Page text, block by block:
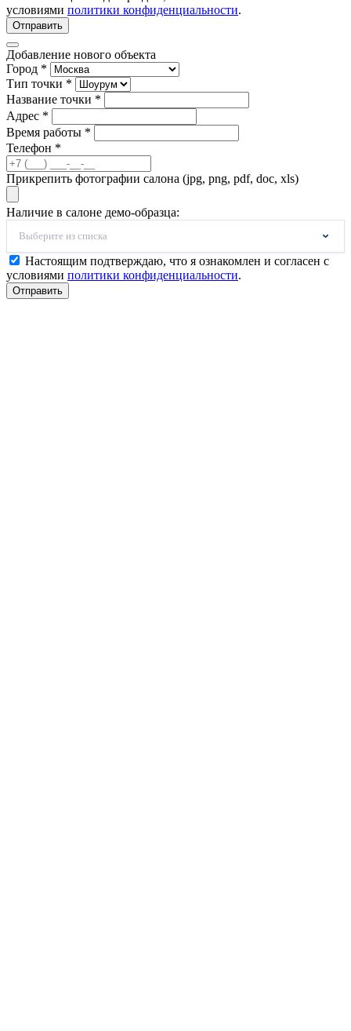
условиями политики конфиденциальности.
Отправить
Добавление нового объекта
Город *
Тип точки *
Название точки *
Адрес *
Время работы *
Телефон *
Прикрепить фотографии салона (jpg, png, pdf, doc, xls)
Наличие в салоне демо-образца:
Выберите из списка
Настоящим подтверждаю, что я ознакомлен и согласен с
условиями политики конфиденциальности.
Отправить